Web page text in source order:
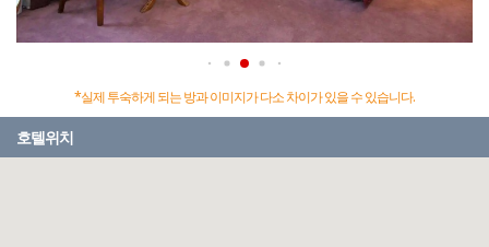
*실제 투숙하게 되는 방과 이미지가 다소 차이가 있을 수 있습니다.
호텔위치